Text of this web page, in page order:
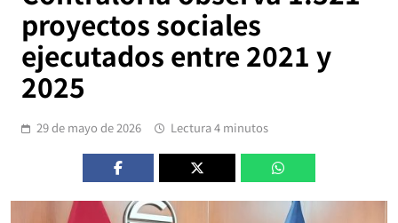
proyectos sociales
ejecutados entre 2021 y
2025
29 de mayo de 2026 Lectura 4 minutos